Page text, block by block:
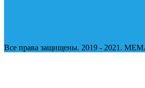
Все права защищены. 2019 - 2021.